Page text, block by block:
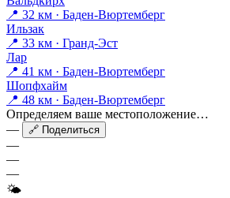
📍 32 км · Баден-Вюртемберг
Ильзак
📍 33 км · Гранд-Эст
Лар
📍 41 км · Баден-Вюртемберг
Шопфхайм
📍 48 км · Баден-Вюртемберг
Определяем ваше местоположение…
—
🔗 Поделиться
—
—
—
🌤